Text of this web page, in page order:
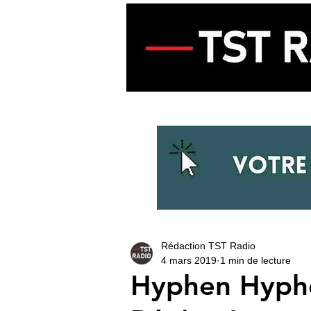
Hyphen
Rédaction TST Radio
4 mars 2019 1 min de lecture